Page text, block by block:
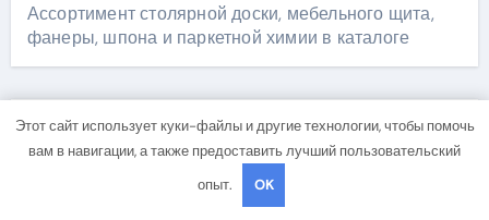
Ассортимент столярной доски, мебельного щита,
фанеры, шпона и паркетной химии в каталоге
Архив
Этот сайт использует куки-файлы и другие технологии, чтобы помочь
вам в навигации, а также предоставить лучший пользовательский
опыт.
OK